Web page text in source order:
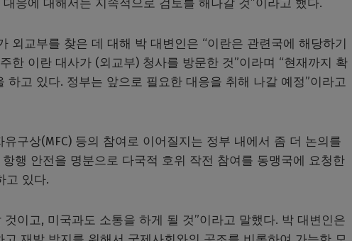
응에 대해서는 지속적으로 검토를 해나갈 것”이라고 했다.
외교부를 찾은 데 대해 박 대변인은 “이란은 관련국에 해당하기
한 이란 대사가 (외교부) 청사를 방문한 것”이라며 “현재까지 확
하고 있다. 정부는 앞으로 필요한 대응을 취해 나갈 예정”이라고
구상(MFC) 등의 참여로 이어질지는 정부 내에서 좀 더 논의를
행 안전을 명분으로 다국적 호위 작전 참여를 동맹국에 요청한
고 있다.
이고, 미국과도 소통을 하게 될 것”이라고 말했다. 박 대변인은